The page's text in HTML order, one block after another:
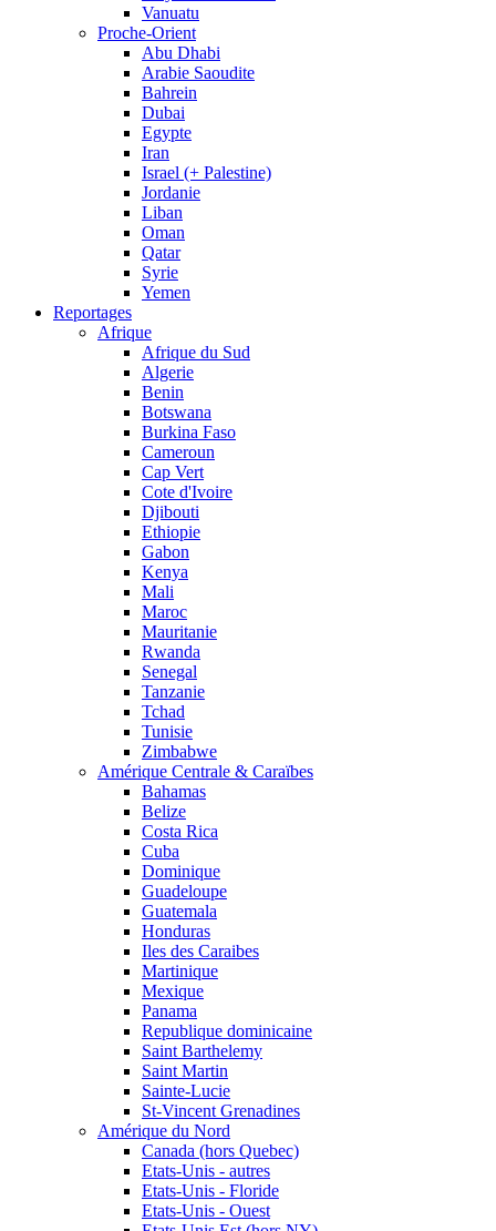
Vanuatu
Proche-Orient
Abu Dhabi
Arabie Saoudite
Bahrein
Dubai
Egypte
Iran
Israel (+ Palestine)
Jordanie
Liban
Oman
Qatar
Syrie
Yemen
Reportages
Afrique
Afrique du Sud
Algerie
Benin
Botswana
Burkina Faso
Cameroun
Cap Vert
Cote d'Ivoire
Djibouti
Ethiopie
Gabon
Kenya
Mali
Maroc
Mauritanie
Rwanda
Senegal
Tanzanie
Tchad
Tunisie
Zimbabwe
Amérique Centrale & Caraïbes
Bahamas
Belize
Costa Rica
Cuba
Dominique
Guadeloupe
Guatemala
Honduras
Iles des Caraibes
Martinique
Mexique
Panama
Republique dominicaine
Saint Barthelemy
Saint Martin
Sainte-Lucie
St-Vincent Grenadines
Amérique du Nord
Canada (hors Quebec)
Etats-Unis - autres
Etats-Unis - Floride
Etats-Unis - Ouest